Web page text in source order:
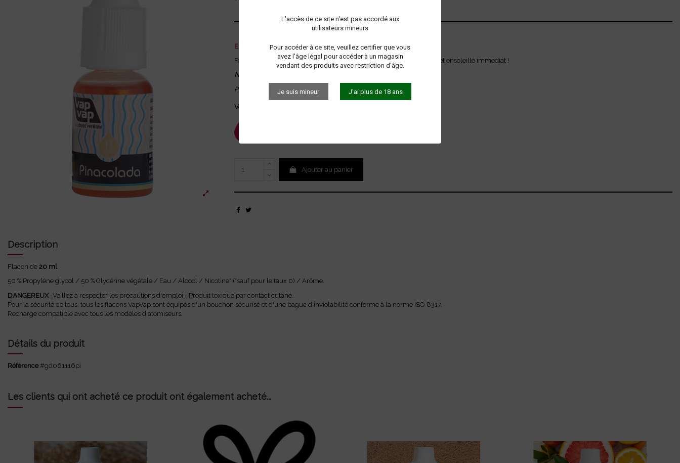
L'accès de ce site n'est pas accordé aux
utilisateurs mineurs
Pour accéder à ce site, veuillez certifier que vous
avez l'âge légal pour accéder à un magasin
vendant des produits avec restriction d'âge.
Je suis mineur J'ai plus de 18 ans
E-liquide Gourmand
Faites voyager vos sens avec notre arôme cocktail Pinacolada. Un effet ensoleillé immédiat !
N'oubliez pas de choisir votre taux !
Photos non contractuelles
Votre taux de nicotine (mg/ml)
Ajouter au panier
Description
Flacon de 20 ml
50 % Propylène glycol / 50 % Glycérine végétale / Eau / Alcool / Nicotine* (*sauf pour le taux 0) / Arôme.
DANGEREUX-Veillez à respecter les précautions d'emploi - Produit toxique par contact cutané.
Pour la sécurité de tous, tous les flacons VapVap sont équipés d'un bouchon sécurisé et d'une bague d'inviolabilité conforme à la norme ISO 8317.
Recharge compatible avec tous les modèles d'atomiseurs.
Détails du produit
Référence #gd061116pi
Les clients qui ont acheté ce produit ont également acheté...
5,90 €
6
Flacon offert* (*choisi en fonction de
l'arôme commandé en plus grande
quantité)
0,00 €
5,90 €
0 6 11 16
5,90 €
0 6 16